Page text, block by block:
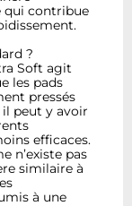
qui contribue
?
Soft agit
les pads
pressés
peut y avoir
efficaces.
n’existe pas
similaire à
à une